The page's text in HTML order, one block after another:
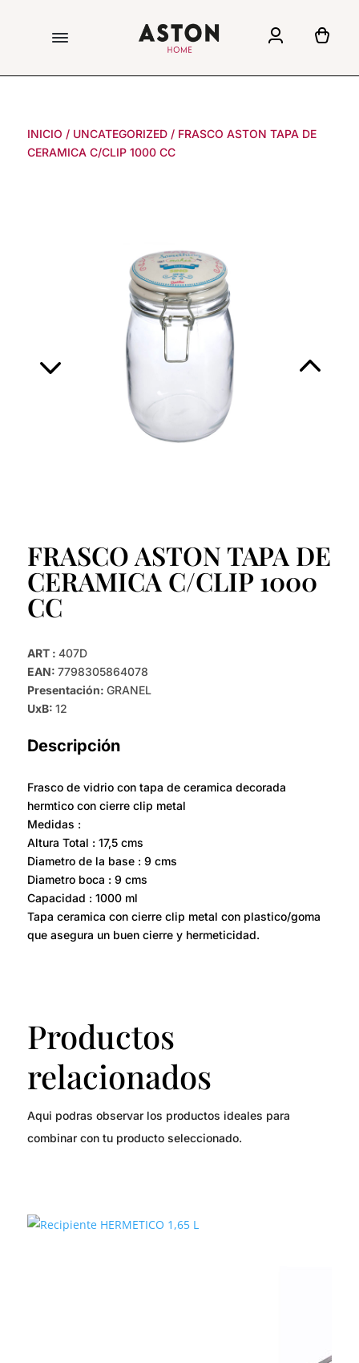
INICIO / UNCATEGORIZED/ FRASCO ASTON TAPA DE
CERAMICA C/CLIP 1000 CC
FRASCO ASTON TAPA DE
CERAMICA C/CLIP 1000
CC
ART : 407D
EAN: 7798305864078
Presentación: GRANEL
UxB: 12
Descripción
Frasco de vidrio con tapa de ceramica decorada
hermtico con cierre clip metal
Medidas :
Altura Total : 17,5 cms
Diametro de la base : 9 cms
Diametro boca : 9 cms
Capacidad : 1000 ml
Tapa ceramica con cierre clip metal con plastico/goma
que asegura un buen cierre y hermeticidad.
Productos
relacionados
Aqui podras observar los productos ideales para
combinar con tu producto seleccionado.